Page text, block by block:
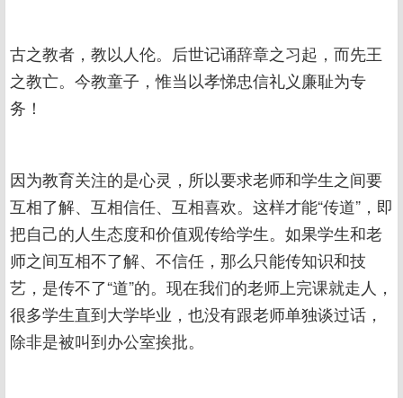
古之教者，教以人伦。后世记诵辞章之习起，而先王
之教亡。今教童子，惟当以孝悌忠信礼义廉耻为专
务！
因为教育关注的是心灵，所以要求老师和学生之间要
互相了解、互相信任、互相喜欢。这样才能“传道”，即
把自己的人生态度和价值观传给学生。如果学生和老
师之间互相不了解、不信任，那么只能传知识和技
艺，是传不了“道”的。现在我们的老师上完课就走人，
很多学生直到大学毕业，也没有跟老师单独谈过话，
除非是被叫到办公室挨批。